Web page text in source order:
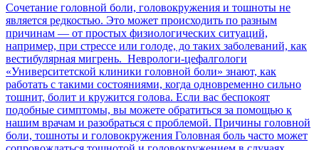
Сочетание головной боли, головокружения и тошноты не
является редкостью. Это может происходить по разным
причинам — от простых физиологических ситуаций,
например, при стрессе или голоде, до таких заболеваний, как
вестибулярная мигрень. Неврологи-цефалгологи
«Университетской клиники головной боли» знают, как
работать с такими состояниями, когда одновременно сильно
тошнит, болит и кружится голова. Если вас беспокоят
подобные симптомы, вы можете обратиться за помощью к
нашим врачам и разобраться с проблемой. Причины головной
боли, тошноты и головокружения Головная боль часто может